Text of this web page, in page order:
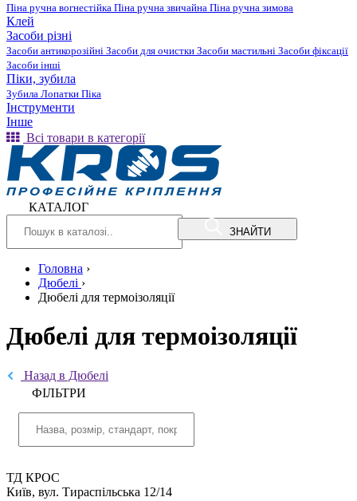
Піна ручна вогнестійка Піна ручна звичайна Піна ручна зимова
Клей
Засоби різні
Засоби антикорозійні Засоби для очистки Засоби мастильні Засоби фіксації
Засоби інші
Піки, зубила
Зубила Лопатки Піка
Інструменти
Інше
Всі товари в категорії
КАТАЛОГ
ЗНАЙТИ
Головна ›
Дюбелі ›
Дюбелі для термоізоляції
Дюбелі для термоізоляції
Назад в Дюбелі
ФIЛЬТРИ
ТД КРОС
Київ, вул. Тираспільська 12/14